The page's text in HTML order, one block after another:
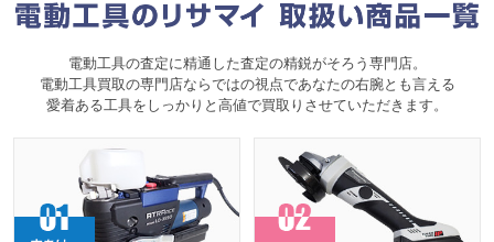
電動工具の査定に精通した査定の精鋭がそろう専門店。
電動工具買取の専門店ならではの視点であなたの右腕とも言える
愛着ある工具をしっかりと高値で買取りさせていただきます。